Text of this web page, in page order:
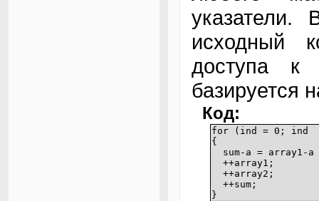
указатели.
исходный
доступа к
базируется
Код:
for (ind = 0; ind
{
sum-a = array1-a
++array1;
++array2;
++sum;
}